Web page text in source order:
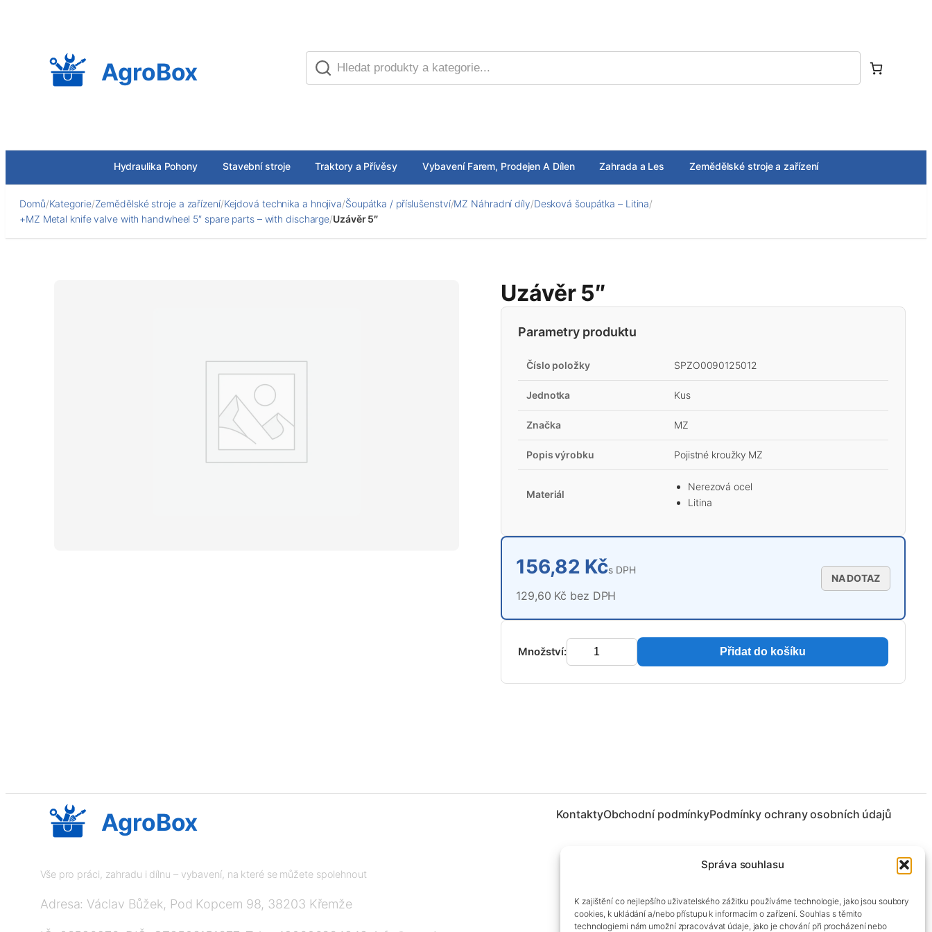
Správa souhlasu
K zajištění co nejlepšího uživatelského zážitku používáme technologie, jako jsou soubory
cookies, k ukládání a/nebo přístupu k informacím o zařízení. Souhlas s těmito
technologiemi nám umožní zpracovávat údaje, jako je chování při procházení nebo
AgroBox
Hydraulika Pohony Stavební stroje Traktory a Přívěsy Vybavení Farem, Prodejen A Dílen Zahrada a Les Zemědělské stroje a zařízení
Domů/Kategorie/Zemědělské stroje a zařízení/Kejdová technika a hnojiva/Šoupátka / příslušenství/MZ Náhradní díly/Desková šoupátka – Litina/
+MZ Metal knife valve with handwheel 5″ spare parts – with discharge/Uzávěr 5″
Uzávěr 5″
Parametry produktu
Číslo položky SPZO0090125012
Jednotka Kus
Značka MZ
Popis výrobku Pojistné kroužky MZ
Materiál
Nerezová ocel
Litina
156,82 Kčs DPH
129,60 Kč bez DPH
NA DOTAZ
Množství: Přidat do košíku
AgroBox
Vše pro práci, zahradu i dílnu – vybavení, na které se můžete spolehnout
Adresa: Václav Bůžek, Pod Kopcem 98, 38203 Křemže
KontaktyObchodní podmínkyPodmínky ochrany osobních údajů